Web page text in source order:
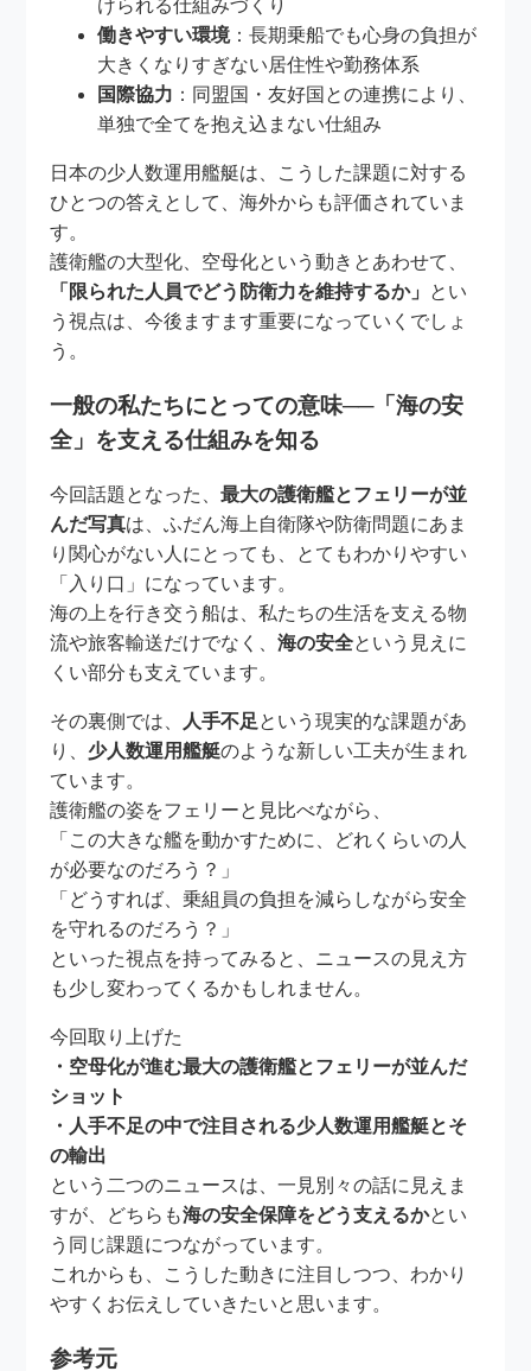
けられる仕組みづくり
働きやすい環境：長期乗船でも心身の負担が
大きくなりすぎない居住性や勤務体系
国際協力 ：同盟国・友好国との連携により、
単独で全てを抱え込まない仕組み
日本の少人数運用艦艇は、こうした課題に対する
ひとつの答えとして、海外からも評価されていま
す。
護衛艦の大型化、空母化という動きとあわせて、
「限られた人員でどう防衛力を維持するか」 とい
う視点は、今後ますます重要になっていくでしょ
う。
一般の私たちにとっての意味──「海の安
全」を支える仕組みを知る
今回話題となった、最大の護衛艦とフェリーが並
んだ写真は、ふだん海上自衛隊や防衛問題にあま
り関心がない人にとっても、とてもわかりやすい
「入り口」になっています。
海の上を行き交う船は、私たちの生活を支える物
流や旅客輸送だけでなく、海の安全という見えに
くい部分も支えています。
その裏側では、 人手不足 という現実的な課題があ
り、 少人数運用艦艇のような新しい工夫が生まれ
ています。
護衛艦の姿をフェリーと見比べながら、
「この大きな艦を動かすために、どれくらいの人
が必要なのだろう？」
「どうすれば、乗組員の負担を減らしながら安全
を守れるのだろう？」
といった視点を持ってみると、ニュースの見え方
も少し変わってくるかもしれません。
今回取り上げた
・空母化が進む最大の護衛艦とフェリーが並んだ
ショット
・人手不足の中で注目される少人数運用艦艇とそ
の輸出
という二つのニュースは、一見別々の話に見えま
すが、どちらも海の安全保障をどう支えるかとい
う同じ課題につながっています。
これからも、こうした動きに注目しつつ、わかり
やすくお伝えしていきたいと思います。
参考元